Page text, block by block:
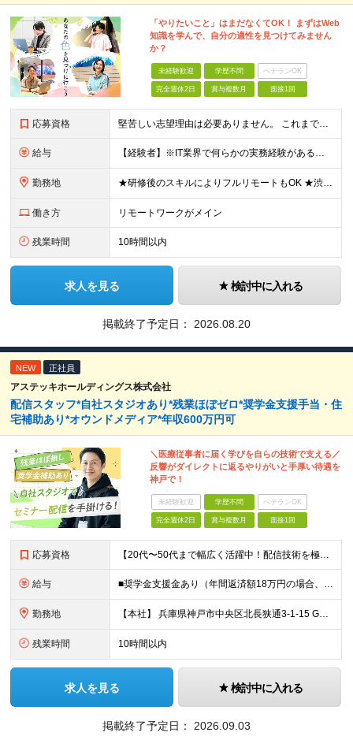
「やりたいこと」はまだなくてOK！ まずはWeb
知識を学んで、自分の適性を見つけてみません
か？
未経験歓迎 学歴不問 ベテランOK
完全週休2日 賞与複数月 面接1回
応募資格 堅苦しい志望理由は必要ありません。 これまでの経験や経歴よりも、私たちは“これから”を重視します。 ★学歴・経歴不問 ★完全未経験OK ★社会人デビュー歓迎 ★第二新卒OK ＼当てはまる方はぜひご
給与 【経験者】※IT業界で何らかの実務経験がある方 月給35万円～＋業績賞与＋交通費＋各種手当 ※固定残業代（30時間分／6万6,610円～）を含む。超過分は追加支給。 能力やスキルを考慮し、初任給を決定
勤務地 ★研修後のスキルによりフルリモートもOK ★渋谷駅徒歩2分！100席の新しいコワーキングスペース完備 ★本社、東京都、神奈川県、埼玉県、千葉県などのプロジェクト先 【本社】 東京都渋谷区渋谷3-10
働き方 リモートワークがメイン
残業時間 10時間以内
求人を見る 検討中に入れる
掲載終了予定日： 2026.08.20
NEW 正社員
アステッキホールディングス株式会社
配信スタッフ*自社スタジオあり*残業ほぼゼロ*奨学金支援手当・住
宅補助あり*オウンドメディア*年収600万円可
＼医療従事者に届く学びを自らの技術で支える／
反響がダイレクトに返るやりがいと手厚い待遇を
神戸で！
未経験歓迎 学歴不問 ベテランOK
完全週休2日 賞与複数月 面接1回
応募資格 【20代〜50代まで幅広く活躍中！配信技術を極めたい方】 ★周囲と円滑なコミュニケーションを取り、前向きに改善提案ができる方を歓迎します！ ◆学歴不問 ◆企業・スタジオ等でのライブ配信（Zoom/Y
給与 ■奨学金支援金あり（年間返済額18万円の場合、全額補助） ■住宅手当（1～2.5万円）＋資格取得補助あり ＼想定年収400万〜600万円／ 月給27万〜40万円＋各種手当 ※スキル・経験・前職給与
勤務地 【本社】 兵庫県神戸市中央区北長狭通3-1-15 Gビル神戸三宮3F ※転勤はありません ※(変更の範囲)上記を除く当社関連勤務地
残業時間 10時間以内
求人を見る 検討中に入れる
掲載終了予定日： 2026.09.03